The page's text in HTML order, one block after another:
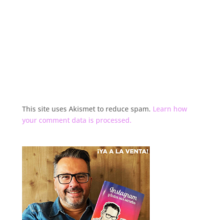
This site uses Akismet to reduce spam. Learn how
your comment data is processed.